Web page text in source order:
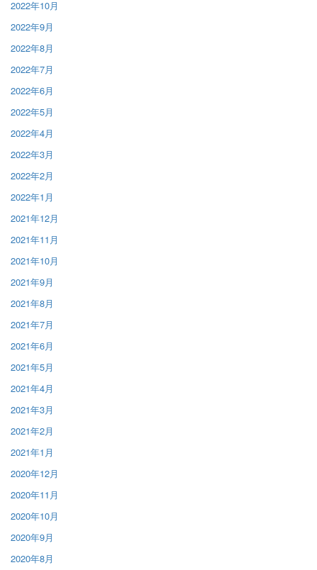
2022年10月
2022年9月
2022年8月
2022年7月
2022年6月
2022年5月
2022年4月
2022年3月
2022年2月
2022年1月
2021年12月
2021年11月
2021年10月
2021年9月
2021年8月
2021年7月
2021年6月
2021年5月
2021年4月
2021年3月
2021年2月
2021年1月
2020年12月
2020年11月
2020年10月
2020年9月
2020年8月